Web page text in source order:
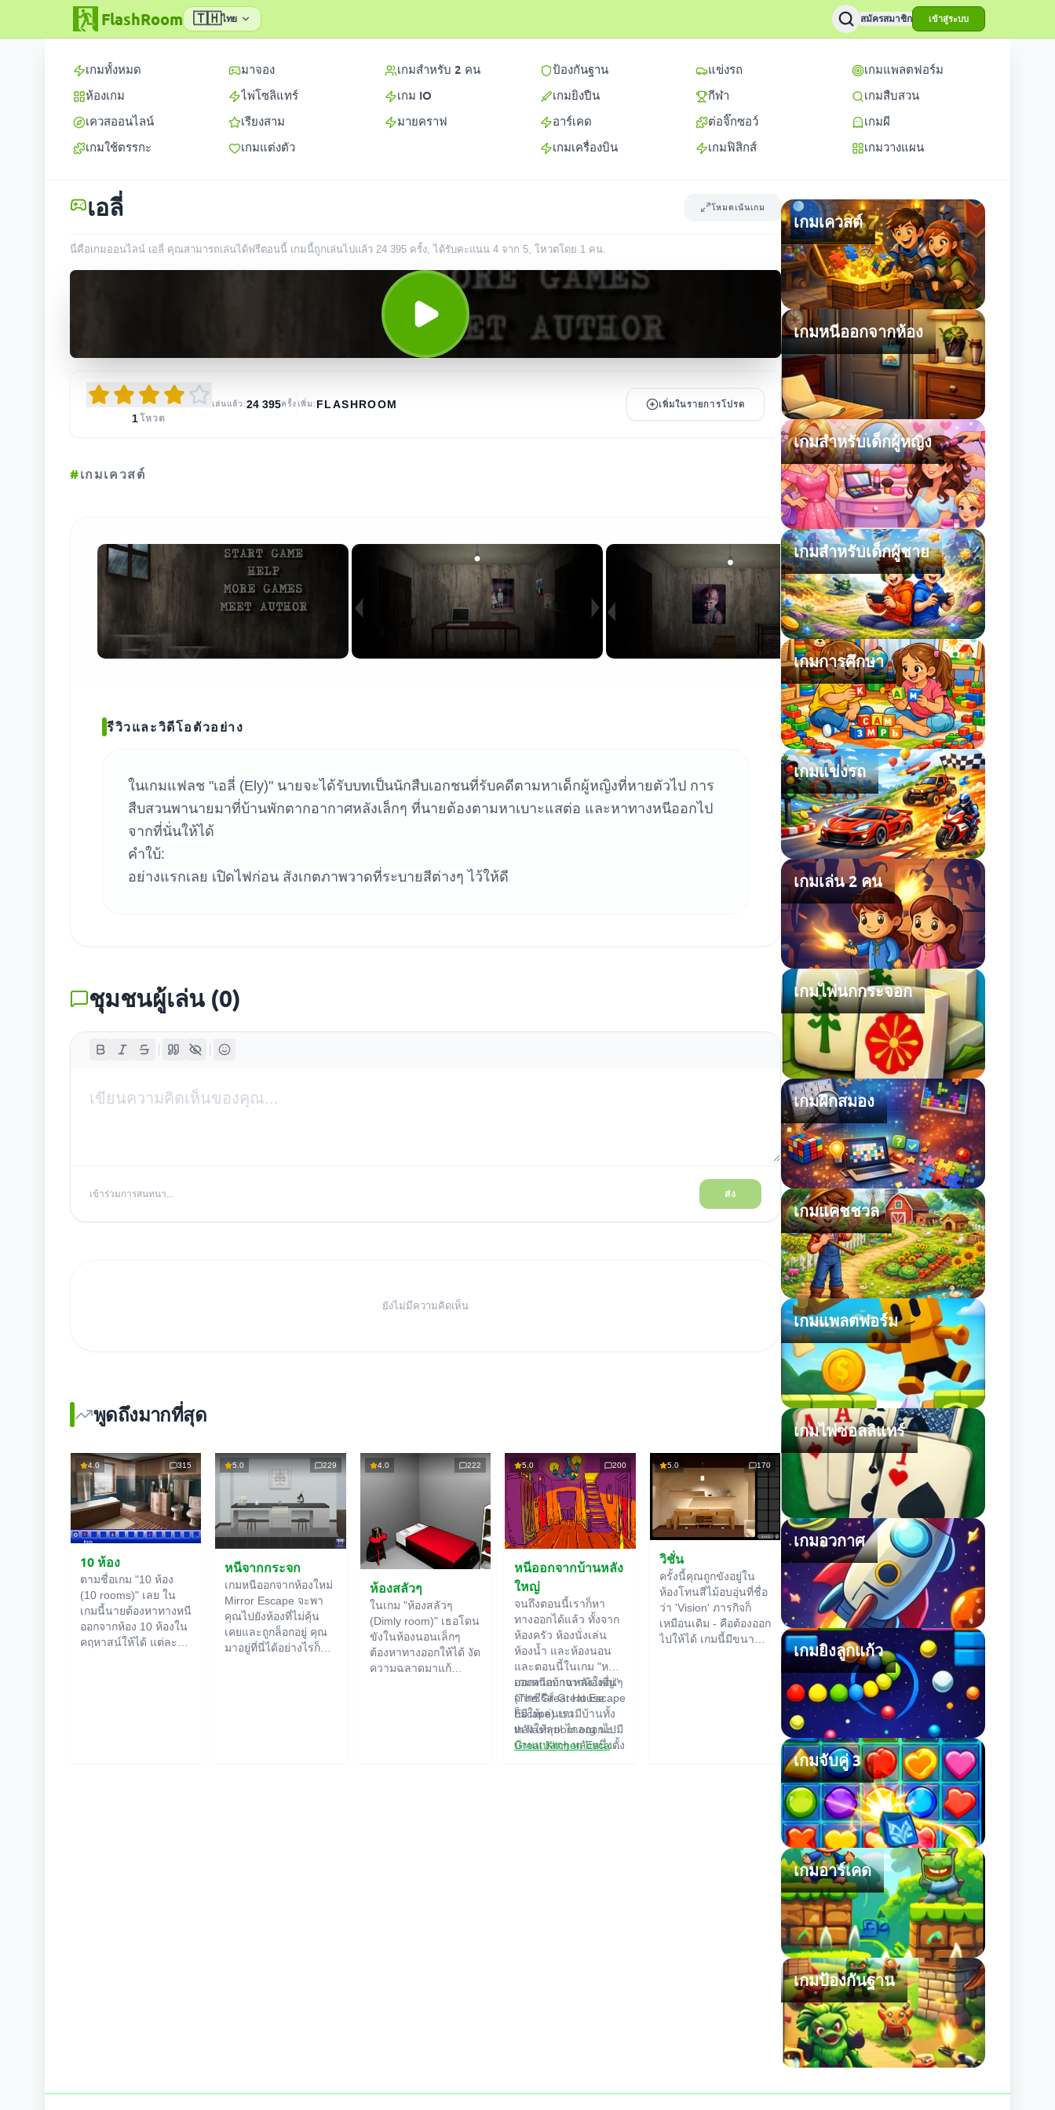
FlashRoom 🇹🇭ไทย สมัครสมาชิก เข้าสู่ระบบ
ค้นหาเกม
เกมทั้งหมด
ห้องเกม
เควสออนไลน์
เกมใช้ตรรกะ
มาจอง
ไพ่โซลิแทร์
เรียงสาม
เกมแต่งตัว
เกมสำหรับ 2 คน
เกม IO
มายคราฟ
ป้องกันฐาน
เกมยิงปืน
อาร์เคด
เกมเครื่องบิน
แข่งรถ
กีฬา
ต่อจิ๊กซอว์
เกมฟิสิกส์
เกมแพลตฟอร์ม
เกมสืบสวน
เกมผี
เกมวางแผน
เอลี่ โหมดเน้นเกม
นี่คือเกมออนไลน์ เอลี่ คุณสามารถเล่นได้ฟรีตอนนี้ เกมนี้ถูกเล่นไปแล้ว 24 395 ครั้ง, ได้รับคะแนน 4 จาก 5, โหวตโดย 1 คน.
1โหวต
เล่นแล้ว:24 395ครั้ง เพิ่ม:FLASHROOM เพิ่มในรายการโปรด
#เกมเควสต์
รีวิวและวิดีโอตัวอย่าง
ในเกมแฟลช "เอลี่ (Ely)" นายจะได้รับบทเป็นนักสืบเอกชนที่รับคดีตามหาเด็กผู้หญิงที่หายตัวไป การ
สืบสวนพานายมาที่บ้านพักตากอากาศหลังเล็กๆ ที่นายต้องตามหาเบาะแสต่อ และหาทางหนีออกไป
จากที่นั่นให้ได้
คำใบ้:
อย่างแรกเลย เปิดไฟก่อน สังเกตภาพวาดที่ระบายสีต่างๆ ไว้ให้ดี
ชุมชนผู้เล่น (0)
เข้าร่วมการสนทนา... ส่ง
ยังไม่มีความคิดเห็น
พูดถึงมากที่สุด
4.0 315
10 ห้อง
ตามชื่อเกม "10 ห้อง
(10 rooms)" เลย ใน
เกมนี้นายต้องหาทางหนี
ออกจากห้อง 10 ห้องใน
คฤหาสน์ให้ได้ แต่ละ
5.0 229
หนีจากกระจก
เกมหนีออกจากห้องใหม่
Mirror Escape จะพา
คุณไปยังห้องที่ไม่คุ้น
เคยและถูกล็อกอยู่ คุณ
มาอยู่ที่นี่ได้อย่างไรก็
4.0 222
ห้องสลัวๆ
ในเกม "ห้องสลัวๆ
(Dimly room)" เธอโดน
ขังในห้องนอนเล็กๆ
ต้องหาทางออกให้ได้ งัด
ความฉลาดมาแก้
5.0 200
หนีออกจากบ้านหลัง
ใหญ่
จนถึงตอนนี้เราก็หา
ทางออกได้แล้ว ทั้งจาก
ห้องครัว ห้องนั่งเล่น
ห้องน้ำ และห้องนอน
และตอนนี้ในเกม "หนี
ออกจากบ้านหลังใหญ่"
(The Great House
Escape) เรามีบ้านทั้ง
หลังให้ลุย! ไกลออกไปมี
บ้านแปลกๆ หลังหนึ่งตั้ง
เกมหนีออกจากห้องอื่นๆ
จากซีรีส์ Great Escape
ก็มีให้เล่นบน
th.flashroom.org นะ:
Great Kitchen Escape
5.0 170
วิชั่น
ครั้งนี้คุณถูกขังอยู่ใน
ห้องโทนสีไม้อบอุ่นที่ชื่อ
ว่า 'Vision' ภารกิจก็
เหมือนเดิม - คือต้องออก
ไปให้ได้ เกมนี้มีขนาด
เกมเควสต์
เกมหนีออกจากห้อง
เกมสำหรับเด็กผู้หญิง
เกมสำหรับเด็กผู้ชาย
เกมการศึกษา
เกมแข่งรถ
เกมเล่น 2 คน
เกมไพ่นกกระจอก
เกมฝึกสมอง
เกมแคชชวล
เกมแพลตฟอร์ม
เกมไพ่ซอลลิแทร์
เกมอวกาศ
เกมยิงลูกแก้ว
เกมจับคู่ 3
เกมอาร์เคด
เกมป้องกันฐาน